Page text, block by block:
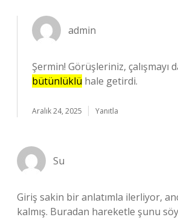
admin
Şermin! Görüşleriniz, çalışmayı
bütünlüklü hale getirdi.
Aralık 24, 2025 Yanıtla
Su
Giriş sakin bir anlatımla ilerliyor,
kalmış. Buradan hareketle şunu